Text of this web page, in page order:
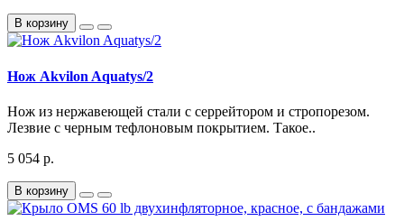
В корзину
Нож Akvilon Aquatys/2
Нож из нержавеющей стали с серрейтором и стропорезом.
Лезвие с черным тефлоновым покрытием. Такое..
5 054 р.
В корзину